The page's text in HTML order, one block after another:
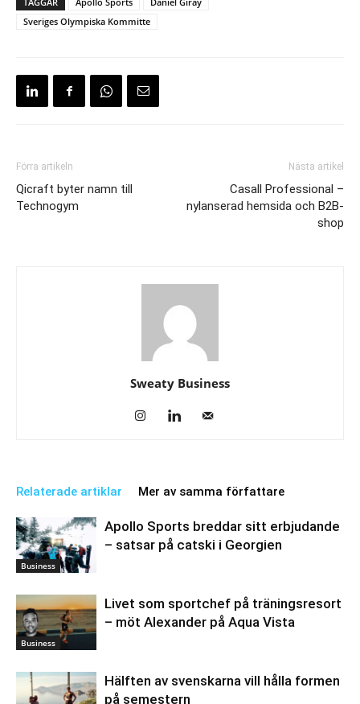
Sveriges Olympiska Kommitte
Förra artikeln
Qicraft byter namn till
Technogym
Nästa artikel
Casall Professional –
nylanserad hemsida och B2B-
shop
Sweaty Business
Relaterade artiklar Mer av samma författare
Business
Apollo Sports breddar sitt erbjudande
– satsar på catski i Georgien
Business
Livet som sportchef på träningsresort
– möt Alexander på Aqua Vista
Hälften av svenskarna vill hålla formen
på semestern